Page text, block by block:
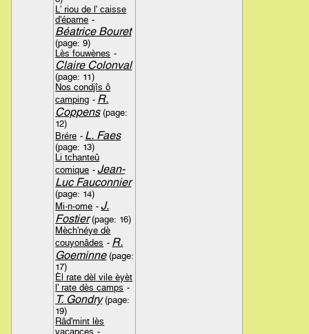
L' riou de l' caisse
d'éparne -
Béatrice Bouret
(page: 9)
Lès fouwènes -
Claire Colonval
(page: 11)
Nos condjîs ô
camping - R.
Coppens(page:
12)
Brére - L. Faes
(page: 13)
Li tchanteû
comique -Jean-
Luc Fauconnier
(page: 14)
Mi-n-ome -J.
Fostier(page: 16)
Mèch'néye dè
couyonâdes - R.
Goeminne(page:
17)
Èl rate dèl vile èyèt
l' rate dès camps -
T. Gondry(page:
19)
Râd'mint lès
vacances -